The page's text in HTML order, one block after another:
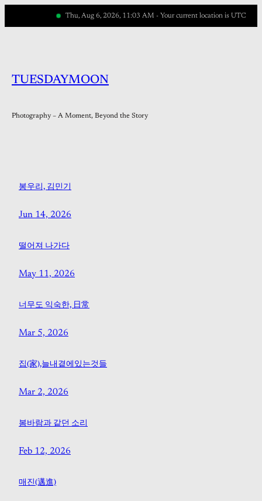
Thu, Aug 6, 2026, 11:03 AM - Your current location is UTC
TUESDAYMOON
Photography – A Moment, Beyond the Story
봉우리, 김민기
Jun 14, 2026
떨어져 나가다
May 11, 2026
너무도 익숙한, 日常
Mar 5, 2026
집(家),늘내곁에있는것들
Mar 2, 2026
봄바람과 같던 소리
Feb 12, 2026
매진(邁進)